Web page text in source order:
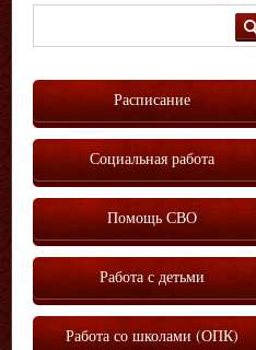
Расписание
Социальная работа
Помощь СВО
Работа с детьми
Работа со школами (ОПК)